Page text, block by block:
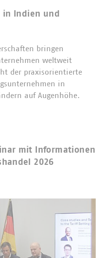
in Indien und
bringen
weltweit
der praxisorientierte
in
auf Augenhöhe.
mit Informationen
2026